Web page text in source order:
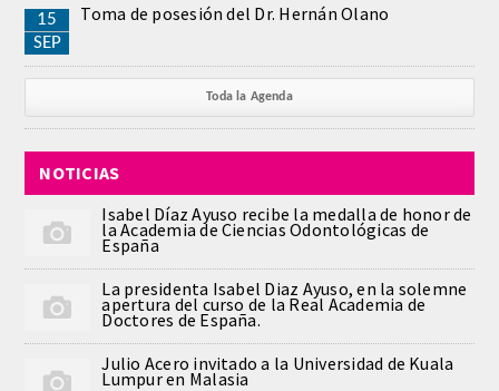
APERTURA DE CURSO
NEWSLETTER EXTRAORDINARIA
CONVENIOS
PRENSA
Comunicación
Noticias
15
SEP
Toma de posesión del Dr. Hernán Olano
Toda la Agenda
NOTICIAS
Isabel Díaz Ayuso recibe la medalla de honor de
la Academia de Ciencias Odontológicas de
España
La presidenta Isabel Diaz Ayuso, en la solemne
apertura del curso de la Real Academia de
Doctores de España.
Julio Acero invitado a la Universidad de Kuala
Lumpur en Malasia